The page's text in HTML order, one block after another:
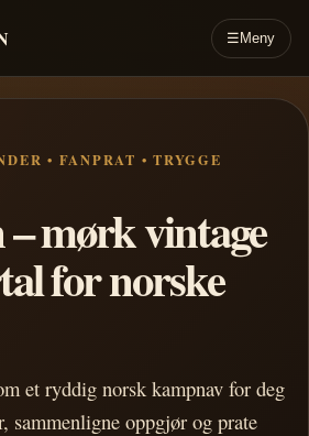
☰ Meny
• FANPRAT • TRYGGE
– mørk vintage
for norske
et ryddig norsk kampnav for deg
sammenligne oppgjør og prate